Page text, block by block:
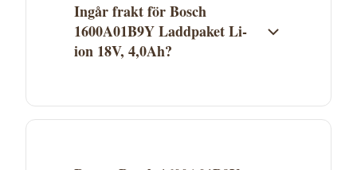
lagerstatus ser du hos Proffsmagasinet.
Ingår frakt för Bosch
1600A01B9Y Laddpaket Li-
ion 18V, 4,0Ah?
fraktvillkor. Se aktuella fraktuppgifter på